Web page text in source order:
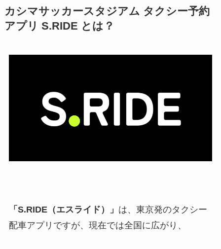
カシマサッカースタジアム タクシー予約
アプリ S.RIDE とは？
「S.RIDE（エスライド）」 は、東京発のタクシー
配車アプリですが、現在では全国に広がり、